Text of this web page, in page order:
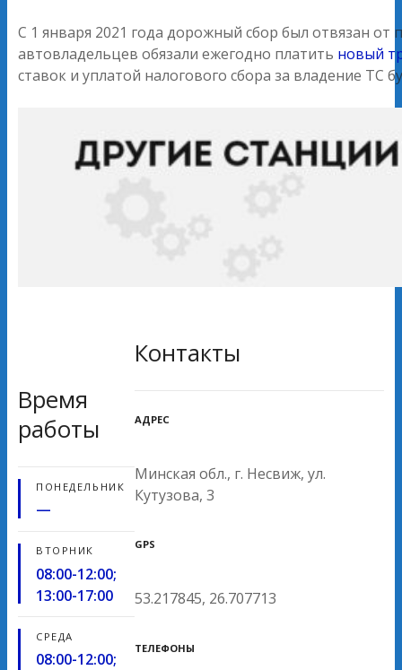
С 1 января 2021 года дорожный сбор был отвязан
автовладельцев обязали ежегодно платить новый
ставок и уплатой налогового сбора за владение ТС
Время
работы
ПОНЕДЕЛЬНИК
—
ВТОРНИК
08:00-12:00;
13:00-17:00
СРЕДА
08:00-12:00;
Контакты
АДРЕС
Минская обл., г. Несвиж, ул.
Кутузова, 3
GPS
53.217845, 26.707713
ТЕЛЕФОНЫ